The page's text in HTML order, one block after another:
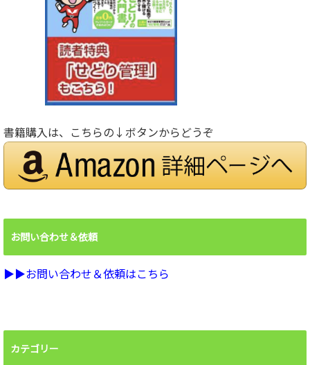
書籍購入は、こちらの↓ボタンからどうぞ
お問い合わせ＆依頼
▶︎▶︎お問い合わせ＆依頼はこちら
カテゴリー